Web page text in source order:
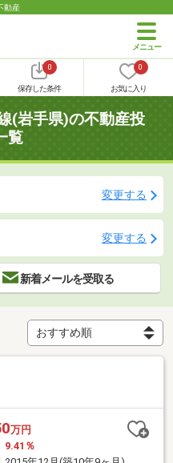
動産
0
保存した条件
0
お気に入り
(岩手県)の不動産投
覧
変更する
変更する
新着メールを受取る
万円
9.41％